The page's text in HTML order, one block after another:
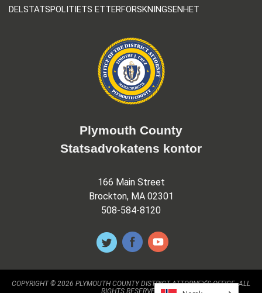
DELSTATSPOLITIETS ETTERFORSKNINGSENHET
Plymouth County
Statsadvokatens kontor
166 Main Street
Brockton, MA 02301
508-584-8120
COPYRIGHT © 2026 PLYMOUTH COUNTY DISTRICT ATTORNEY'S OFFICE. ALL